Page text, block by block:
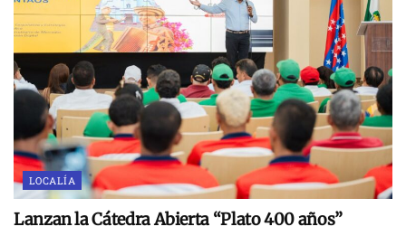
LOCALÍA
Lanzan la Cátedra Abierta “Plato 400 años”